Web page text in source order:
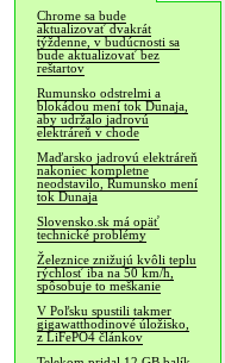
Chrome sa bude
aktualizovať dvakrát
týždenne, v budúcnosti sa
bude aktualizovať bez
reštartov
Rumunsko odstrelmi a
blokádou mení tok Dunaja,
aby udržalo jadrovú
elektráreň v chode
Maďarsko jadrovú elektráreň
nakoniec kompletne
neodstavilo, Rumunsko mení
tok Dunaja
Slovensko.sk má opäť
technické problémy
Železnice znižujú kvôli teplu
rýchlosť iba na 50 km/h,
spôsobuje to meškanie
V Poľsku spustili takmer
gigawatthodinové úložisko,
z LiFePO4 článkov